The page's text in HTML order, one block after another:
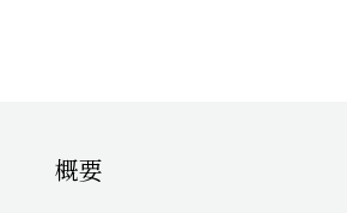
概要